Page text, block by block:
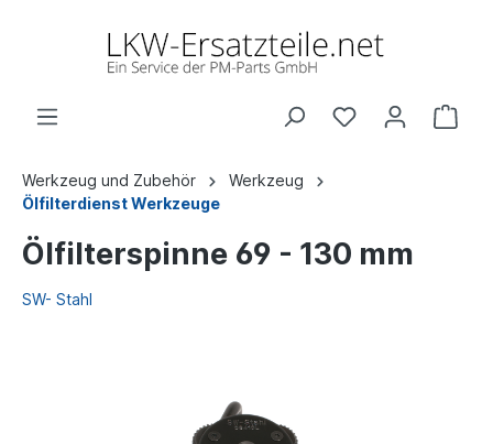
Werkzeug und Zubehör
Werkzeug
Ölfilterdienst Werkzeuge
Ölfilterspinne 69 - 130 mm
SW- Stahl